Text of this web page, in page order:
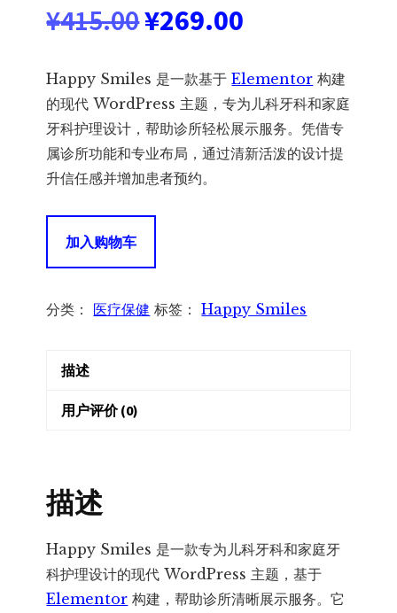
¥415.00原
为：
¥415.00。
¥269.00
价
格
Happy Smiles 是一款基于Elementor 构建
的现代 WordPress 主题，专为儿科牙科和家庭
牙科护理设计，帮助诊所轻松展示服务。凭借专
属诊所功能和专业布局，通过清新活泼的设计提
升信任感并增加患者预约。
Smiles
–
Clinic
Dentist
儿
牙
科
诊
加入购物车
分类： 医疗保健 标签：Happy Smiles
描述
用户评价 (0)
描述
Happy Smiles 是一款专为儿科牙科和家庭牙
科护理设计的现代 WordPress 主题，基于
Elementor 构建，帮助诊所清晰展示服务。它